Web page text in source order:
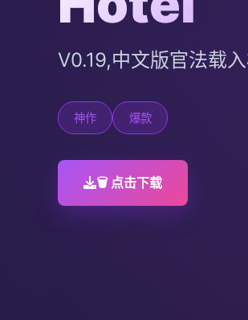
V0.19,中文版官法载
神作 爆款
🗑️ 点击下载